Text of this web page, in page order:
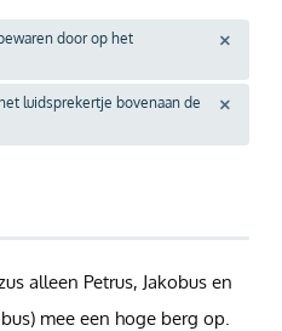
door op het
luidsprekertje bovenaan de
alleen Petrus, Jakobus en
mee een hoge berg op.